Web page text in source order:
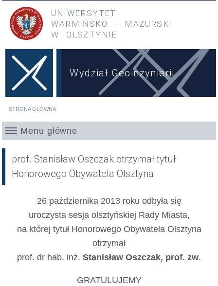
Przejdź do treści
Przejdź do menu głównego
UNIWERSYTET
WARMIŃSKO
- MAZURSKI
W OLSZTYNIE
Wydział Geoinżynierii
STRONA GŁÓWNA
Menu główne
prof. Stanisław Oszczak otrzymał tytuł
Honorowego Obywatela Olsztyna
26 października 2013 roku odbyła się
uroczysta sesja olsztyńskiej Rady Miasta,
na której tytuł Honorowego Obywatela Olsztyna
otrzymał
prof. dr hab. inż. Stanisław Oszczak, prof. zw.
GRATULUJEMY